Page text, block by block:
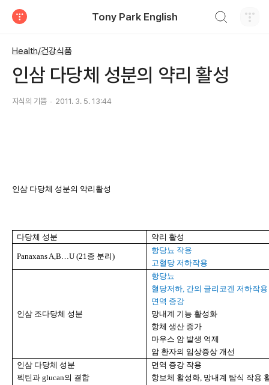
Tony Park English
Health/건강식품
인삼 다당체 성분의 약리 활성
지식의 기쁨 2011. 3. 5. 13:44
인삼 다당체 성분의 약리활성
다당체 성분 약리 활성
Panaxans A,B…U (21종 분리)
항당뇨 작용
고혈당 저하작용
인삼 조다당체 성분
항당뇨
혈당저하, 간의 글리코겐 저하작
면역 증강
망내계 기능 활성화
항체 생산 증가
마우스 암 발생 억제
암 환자의 임상증상 개선
인삼 다당체 성분
펙틴과glucan의 결합
면역 증강 작용
항보체 활성화, 망내계 탐식 작용